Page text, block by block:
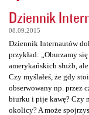
Dziennik
08.09.2015
Dziennik Internautów
przykład: „Oburzamy
amerykańskich służb,
Czy myślałeś, że gdy
obserwowany np. przez
biurku i pije kawę? Czy
okolicy? A może